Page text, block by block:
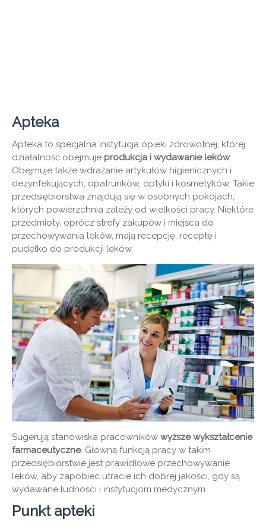
Apteka
Apteka to specjalna instytucja opieki zdrowotnej, której
działalność obejmuje produkcja i wydawanie leków.
Obejmuje także wdrażanie artykułów higienicznych i
dezynfekujących, opatrunków, optyki i kosmetyków. Takie
przedsiębiorstwa znajdują się w osobnych pokojach,
których powierzchnia zależy od wielkości pracy. Niektóre
przedmioty, oprócz strefy zakupów i miejsca do
przechowywania leków, mają recepcję, receptę i
pudełko do produkcji leków.
Sugerują stanowiska pracowników wyższe wykształcenie
farmaceutyczne. Główną funkcją pracy w takim
przedsiębiorstwie jest prawidłowe przechowywanie
leków, aby zapobiec utracie ich dobrej jakości, gdy są
wydawane ludności i instytucjom medycznym.
Punkt apteki